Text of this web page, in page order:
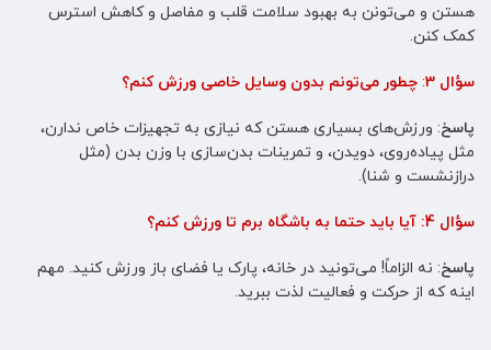
هستن و می‌تونن به بهبود سلامت قلب و مفاصل و کاهش استرس
کمک کنن.
سؤال 3 : چطور می‌تونم بدون وسایل خاصی ورزش کنم؟
پاسخ: ورزش‌های بسیاری هستن که نیازی به تجهیزات خاص ندارن،
مثل پیاده‌روی، دویدن، و تمرینات بدن‌سازی با وزن بدن (مثل
درازنشست و شنا).
سؤال 4: آیا باید حتما به باشگاه برم تا ورزش کنم؟
پاسخ: نه الزاماً! می‌تونید در خانه، پارک یا فضای باز ورزش کنید. مهم
اینه که از حرکت و فعالیت لذت ببرید.